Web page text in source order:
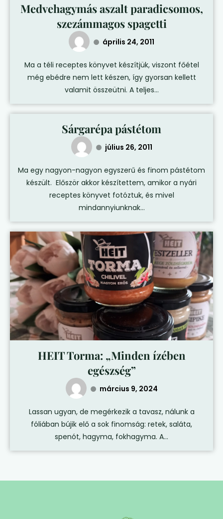
Medvehagymás aszalt paradicsomos,
szezámmagos spagetti
április 24, 2011
Ma a téli receptes könyvet készítjük, viszont főétel
még ebédre nem lett készen, így gyorsan kellett
valamit összeütni. A teljes...
Sárgarépa pástétom
július 26, 2011
Ma egy nagyon-nagyon egyszerű és finom pástétom
készült. Először akkor készítettem, amikor a nyári
receptes könyvet fotóztuk, és mivel
mindannyiunknak...
HEIT Torma: „Minden ízében
egészség”
március 9, 2024
Lassan ugyan, de megérkezik a tavasz, nálunk a
fóliában bújik elő a sok finomság: retek, saláta,
spenót, hagyma, fokhagyma. A...